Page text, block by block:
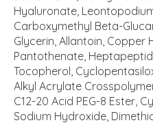
Hyaluronate,
Carboxymethyl Beta-
Glycerin, Allantoin, Copper
Pantothenate,
Tocopherol,
Alkyl Acrylate
C12-20 Acid PEG-8 Ester,
Sodium Hydroxide,